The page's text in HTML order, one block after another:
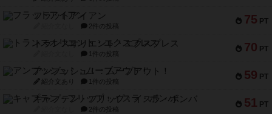
75 PT
フラットアイアン
2件の投稿
70 PT
トランスオリエント・エクスプレス
1件の投稿
59 PT
アンブッシュ！：ムーブアウト！
紹介文あり 1件の投稿
51 PT
キャプテン・フリップ：イスラ・ボンバ
2件の投稿